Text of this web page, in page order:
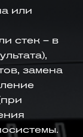
или
стек – в
замена